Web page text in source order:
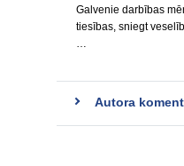
Galvenie darbības
tiesības, sniegt
…
Autora